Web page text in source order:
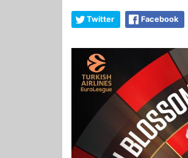
Twitter Facebook